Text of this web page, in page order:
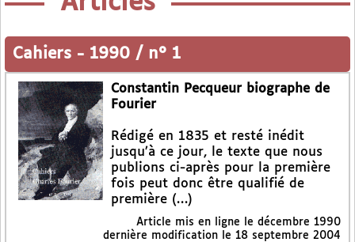
Cahiers - 1990 / n° 1
Constantin Pecqueur biographe de
Fourier
Rédigé en 1835 et resté inédit
jusqu’à ce jour, le texte que nous
publions ci-après pour la première
fois peut donc être qualifié de
première (…)
Article mis en ligne le décembre 1990
dernière modification le 18 septembre 2004